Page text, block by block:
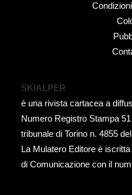
SKIALPER
è una rivista cartacea a
Numero Registro Stampa
tribunale di Torino n. 4855
La Mulatero Editore è
di Comunicazione con il